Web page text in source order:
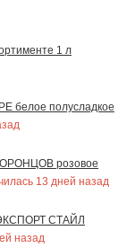
1 л
белое полусладкое
розовое
13 дней назад
СТАЙЛ
назад